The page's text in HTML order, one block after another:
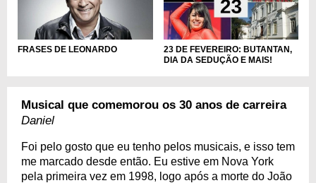
FRASES DE LEONARDO
23 DE FEVEREIRO: BUTANTAN,
DIA DA SEDUÇÃO E MAIS!
Musical que comemorou os 30 anos de carreira
Daniel
Foi pelo gosto que eu tenho pelos musicais, e isso tem
me marcado desde então. Eu estive em Nova York
pela primeira vez em 1998, logo após a morte do João